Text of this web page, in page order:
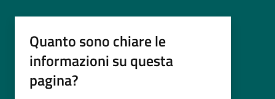
Quanto sono chiare le
informazioni su questa
pagina?